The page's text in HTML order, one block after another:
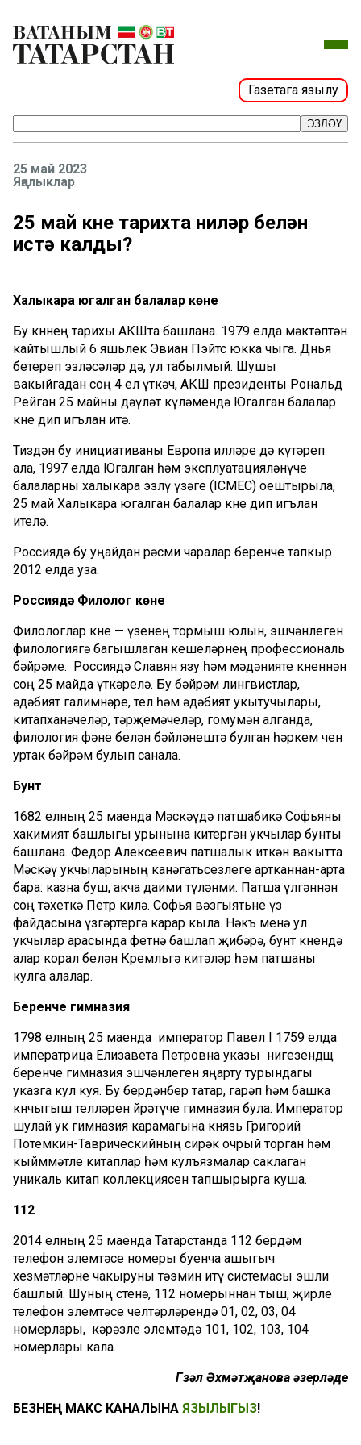
Газетага язылу
ЭЗЛӘҮ
25 май 2023
Яңалыклар
25 май көне тарихта ниләр белән
истә калды?
Халыкара югалган балалар көне
Бу көннең тарихы АКШта башлана. 1979 елда мәктәптән
кайтышлый 6 яшьлек Эвиан Пэйтс юкка чыга. Дөнья
бетереп эзләсәләр дә, ул табылмый. Шушы
вакыйгадан соң 4 ел үткәч, АКШ президенты Рональд
Рейган 25 майны дәүләт күләмендә Югалган балалар
көне дип игълан итә.
Тиздән бу инициативаны Европа илләре дә күтәреп
ала, 1997 елда Югалган һәм эксплуатацияләнүче
балаларны халыкара эзлү үзәге (ICMEC) оештырыла,
25 май Халыкара югалган балалар көне дип игълан
ителә.
Россиядә бу уңайдан рәсми чаралар беренче тапкыр
2012 елда уза.
Россиядә Филолог көне
Филологлар көне — үзенең тормыш юлын, эшчәнлеген
филологиягә багышлаган кешеләрнең профессиональ
бәйрәме. Россиядә Славян язу һәм мәдәнияте көненнән
соң 25 майда үткәрелә. Бу бәйрәм лингвистлар,
әдәбият галимнәре, тел һәм әдәбият укытучылары,
китапханәчеләр, тәрҗемәчеләр, гомумән алганда,
филология фәне белән бәйләнештә булган һәркем өчен
уртак бәйрәм булып санала.
Бунт
1682 елның 25 маенда Мәскәүдә патшабикә Софьяны
хакимият башлыгы урынына китергән укчылар бунты
башлана. Федор Алексеевич патшалык иткән вакытта
Мәскәү укчыларының канәгатьсезлеге артканнан-арта
бара: казна буш, акча даими түләнми. Патша үлгәннән
соң тәхеткә Петр килә. Софья вәзгыятьне үз
файдасына үзгәртергә карар кыла. Нәкъ менә ул
укчылар арасында фетнә башлап җибәрә, бунт көнендә
алар корал белән Кремльгә китәләр һәм патшаны
кулга алалар.
Беренче гимназия
1798 елның 25 маенда император Павел I 1759 елда
императрица Елизавета Петровна указы нигезендщ
беренче гимназия эшчәнлеген яңарту турындагы
указга кул куя. Бу бердәнбер татар, гарәп һәм башка
көнчыгыш телләрен өйрәтүче гимназия була. Император
шулай ук гимназия карамагына князь Григорий
Потемкин-Таврическийның сирәк очрый торган һәм
кыйммәтле китаплар һәм кулъязмалар саклаган
уникаль китап коллекциясен тапшырырга куша.
112
2014 елның 25 маенда Татарстанда 112 бердәм
телефон элемтәсе номеры буенча ашыгыч
хезмәтләрне чакыруны тәэмин итү системасы эшли
башлый. Шуның өстенә, 112 номерыннан тыш, җирле
телефон элемтәсе челтәрләрендә 01, 02, 03, 04
номерлары, кәрәзле элемтәдә 101, 102, 103, 104
номерлары кала.
Гүзәл Әхмәтҗанова әзерләде
БЕЗНЕҢ МАКС КАНАЛЫНА ЯЗЫЛЫГЫЗ!